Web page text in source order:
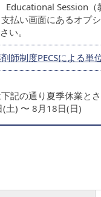
Session
払い画面にあるオプ
い。
師制度PECSによる単
記の通り夏季休業とさ
(土) 〜 8月18日(日)